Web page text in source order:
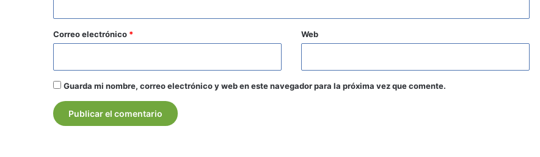
o
*
Correo electrónico * Web
Guarda mi nombre, correo electrónico y web en este navegador para la próxima vez que comente.